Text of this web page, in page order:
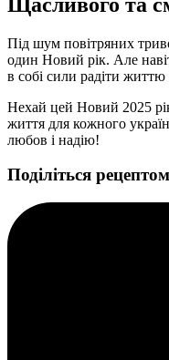
Під шум повітряних
один Новий рік. Але
в собі сили радіти
Нехай цей Новий 2025
життя для кожного
любов і надію!
Поділіться